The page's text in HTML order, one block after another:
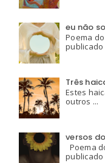
eu não
Poema
publicado
Três
Estes
outros ...
versos
Poema
publicado